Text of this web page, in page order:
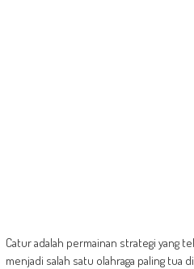
Catur adalah permainan strategi yang
menjadi salah satu olahraga paling tua